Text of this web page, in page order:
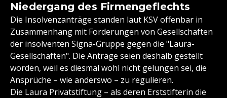
Niedergang des Firmengeflechts
Die Insolvenzanträge standen laut KSV offenbar in
Zusammenhang mit Forderungen von Gesellschaften
der insolventen Signa-Gruppe gegen die "Laura-
Gesellschaften". Die Anträge seien deshalb gestellt
worden, weil es diesmal wohl nicht gelungen sei, die
Ansprüche – wie anderswo – zu regulieren.
Die Laura Privatstiftung – als deren Erststifterin die